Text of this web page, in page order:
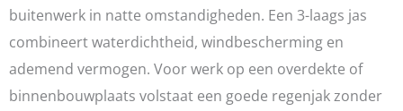
buitenwerk in natte omstandigheden. Een 3-laags jas
combineert waterdichtheid, windbescherming en
ademend vermogen. Voor werk op een overdekte of
binnenbouwplaats volstaat een goede regenjak zonder